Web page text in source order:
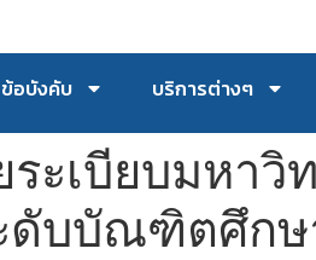
อบังคับ บริการต่างๆ
ะเบียบมหาวิ
ะดับบัณฑิตศึก